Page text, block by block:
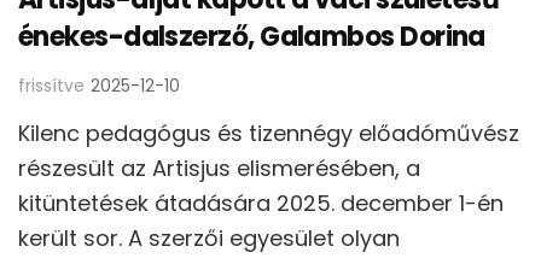
énekes-dalszerző, Galambos Dorina
frissítve 2025-12-10
Kilenc pedagógus és tizennégy előadóművész
részesült az Artisjus elismerésében, a
kitüntetések átadására 2025. december 1-én
került sor. A szerzői egyesület olyan